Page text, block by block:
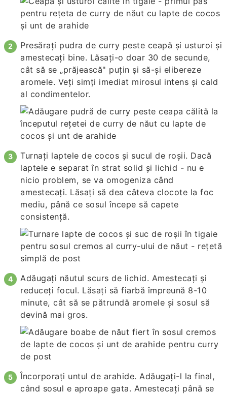
Presărați pudra de curry peste ceapă și usturoi și
amestecați bine. Lăsați-o doar 30 de secunde,
cât să se „prăjească" puțin și să-și elibereze
aromele. Veți simți imediat mirosul intens și cald
al condimentelor.
Turnați laptele de cocos și sucul de roșii. Dacă
laptele e separat în strat solid și lichid - nu e
nicio problem, se va omogeniza când
amestecați. Lăsați să dea câteva clocote la foc
mediu, până ce sosul începe să capete
consistență.
Adăugați năutul scurs de lichid. Amestecați și
reduceți focul. Lăsați să fiarbă împreună 8-10
minute, cât să se pătrundă aromele și sosul să
devină mai gros.
Încorporați untul de arahide. Adăugați-l la final,
când sosul e aproape gata. Amestecați până se